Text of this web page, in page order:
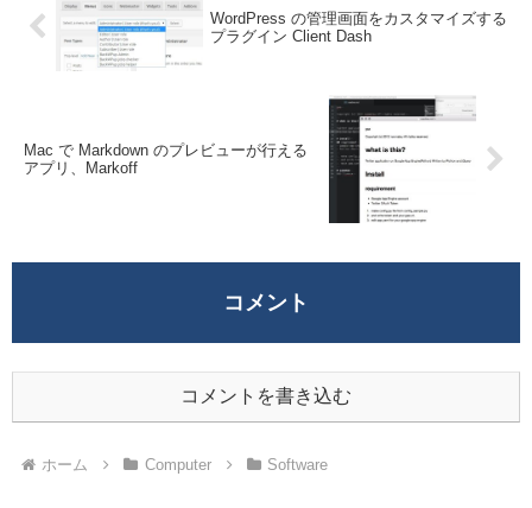
WordPress の管理画面をカスタマイズする
プラグイン Client Dash
Mac で Markdown のプレビューが行える
アプリ、Markoff
コメント
コメントを書き込む
ホーム Computer Software